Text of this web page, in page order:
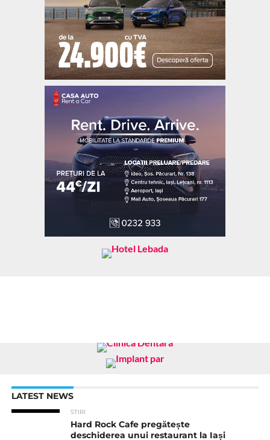
LATEST NEWS
STIRI
Hard Rock Cafe pregătește
deschiderea unui restaurant la Iași